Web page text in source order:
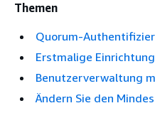
Themen
Quorum-
Erstmalige Einrichtung
Benutzerverwaltung
Ändern Sie den